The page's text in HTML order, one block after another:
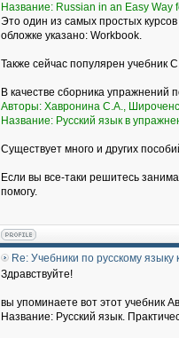
Название: Russian in an Easy Way
Это один из самых простых
обложке указано: Workbook.
Также сейчас популярен
В качестве сборника упражнений
Авторы: Хавронина С.А.,
Название: Русский язык в
Существует много и других
Если вы все-таки решитесь
помогу.
Re: Учебники по русскому языку
Здравствуйте!
вы упоминаете вот этот учебник
Название: Русский язык.